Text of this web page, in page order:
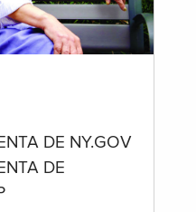
DE NY.GOV
DE